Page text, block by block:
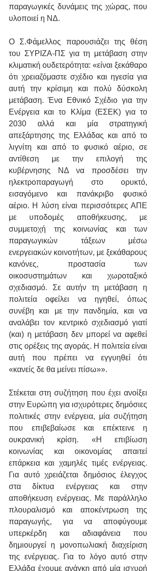
παραγωγικές δυνάμεις της χώρας, που
υλοποιεί η ΝΔ.
Ο Σ.Φάμελλος παρουσιάζει της θέση
του ΣΥΡΙΖΑ-ΠΣ για τη μετάβαση στην
κλιματική ουδετερότητα: «είναι ξεκάθαρο
ότι χρειαζόμαστε σχέδιο και ηγεσία για
αυτή την κρίσιμη και πολύ δύσκολη
μετάβαση. Ένα Εθνικό Σχέδιο για την
Ενέργεια και το Κλίμα (ΕΣΕΚ) για το
2030 αλλά και μία στρατηγική
απεξάρτησης της Ελλάδας και από το
λιγνίτη και από το φυσικό αέριο, σε
αντίθεση με την επιλογή της
κυβέρνησης ΝΔ να προσδέσει την
ηλεκτροπαραγωγή στο ορυκτό,
εισαγόμενο και πανάκριβο φυσικό
αέριο. Η λύση είναι περισσότερες ΑΠΕ
με υποδομές αποθήκευσης, με
συμμετοχή της κοινωνίας και των
παραγωγικών τάξεων μέσω
ενεργειακών κοινοτήτων, με ξεκάθαρους
κανόνες, προστασία των
οικοσυστημάτων και χωροταξικό
σχεδιασμό. Σε αυτήν τη μετάβαση η
πολιτεία οφείλει να ηγηθεί, όπως
συνέβη και με την πανδημία, και να
αναλάβει τον κεντρικό σχεδιασμό γιατί
(και) η μετάβαση δεν μπορεί να αφεθεί
στις ορέξεις της αγοράς. Η πολιτεία είναι
αυτή που πρέπει να εγγυηθεί ότι
«κανείς δε θα μείνει πίσω»».
Στέκεται στη συζήτηση που έχει ανοίξει
στην Ευρώπη για ισχυρότερες δημόσιες
πολιτικές στην ενέργεια, μία συζήτηση
που επιβεβαίωσε και επέκτεινε η
ουκρανική κρίση. «Η επιβίωση
κοινωνίας και οικονομίας απαιτεί
επάρκεια και χαμηλές τιμές ενέργειας.
Για αυτό χρειάζεται δημόσιος έλεγχος
στα δίκτυα ενέργειας και στην
αποθήκευση ενέργειας. Με παράλληλο
πλουραλισμό και αποκέντρωση της
παραγωγής, για να αποφύγουμε
υπερκέρδη και αδιαφάνεια που
δημιουργεί η μονοπωλιακή διαχείριση
της ενέργειας. Για το λόγο αυτό στην
Ελλάδα έχουμε ανάγκη από μία ισχυρή